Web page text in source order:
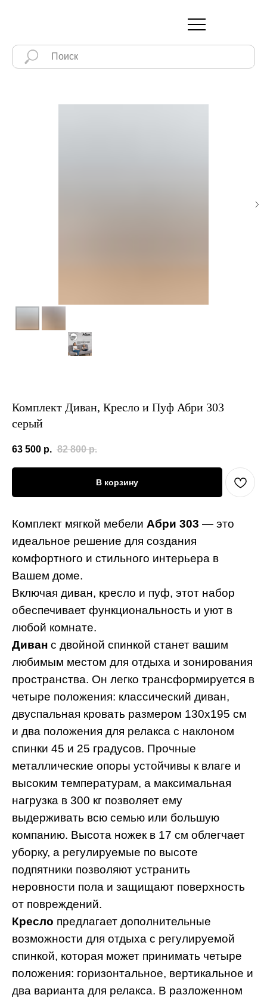
Комплект Диван, Кресло и Пуф Абри 303
серый
63 500 р. 82 800 р.
В корзину
Комплект мягкой мебели Абри 303 — это
идеальное решение для создания
комфортного и стильного интерьера в
Вашем доме.
Включая диван, кресло и пуф, этот набор
обеспечивает функциональность и уют в
любой комнате.
Диван с двойной спинкой станет вашим
любимым местом для отдыха и зонирования
пространства. Он легко трансформируется в
четыре положения: классический диван,
двуспальная кровать размером 130x195 см
и два положения для релакса с наклоном
спинки 45 и 25 градусов. Прочные
металлические опоры устойчивы к влаге и
высоким температурам, а максимальная
нагрузка в 300 кг позволяет ему
выдерживать всю семью или большую
компанию. Высота ножек в 17 см облегчает
уборку, а регулируемые по высоте
подпятники позволяют устранить
неровности пола и защищают поверхность
от повреждений.
Кресло предлагает дополнительные
возможности для отдыха с регулируемой
спинкой, которая может принимать четыре
положения: горизонтальное, вертикальное и
два варианта для релакса. В разложенном